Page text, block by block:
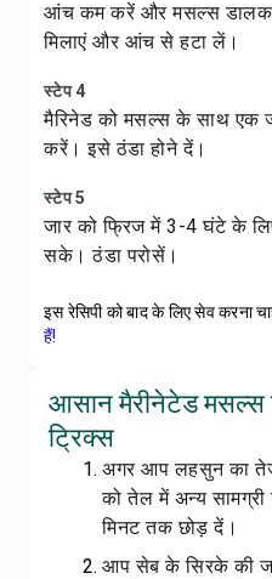
आंच कम करें और मसल्स
मिलाएं और आंच से हटा लें।
स्टेप 4
मैरिनेड को मसल्स के साथ एक
करें। इसे ठंडा होने दें।
स्टेप 5
जार को फ्रिज में 3-4 घंटे के
सके। ठंडा परोसें।
इस रेसिपी को बाद के लिए सेव करना
हैं!
आसान मैरीनेटेड मसल्स
ट्रिक्स
अगर आप लहसुन का
को तेल में अन्य
मिनट तक छोड़ दें।
आप सेब के सिरके की